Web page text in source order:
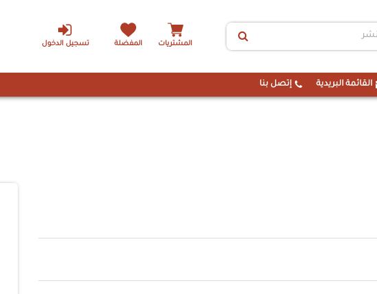
تسجيل الدخول المشتريات المفضلة
القائمة البريدية إتصل بنا